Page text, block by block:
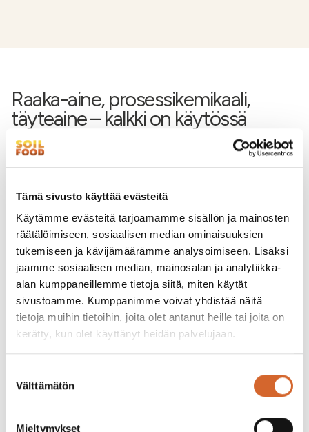
Tämä sivusto käyttää evästeitä
Käytämme evästeitä tarjoamamme sisällön ja mainosten
räätälöimiseen, sosiaalisen median ominaisuuksien
tukemiseen ja kävijämäärämme analysoimiseen. Lisäksi
jaamme sosiaalisen median, mainosalan ja analytiikka-
alan kumppaneillemme tietoja siitä, miten käytät
sivustoamme. Kumppanimme voivat yhdistää näitä
tietoja muihin tietoihin, joita olet antanut heille tai joita on
kerätty, kun olet käyttänyt heidän palvelujaan.
valinta
Välttämätön
Mieltymykset
Raaka-aine, prosessikemikaali,
täyteaine – kalkki on käytössä
useissa prosesseissa
esimerkiksi tiilien, sementin, laastin ja rappauksen